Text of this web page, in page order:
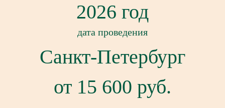
2026 год
дата проведения
Санкт-Петербург
от 15 600 руб.